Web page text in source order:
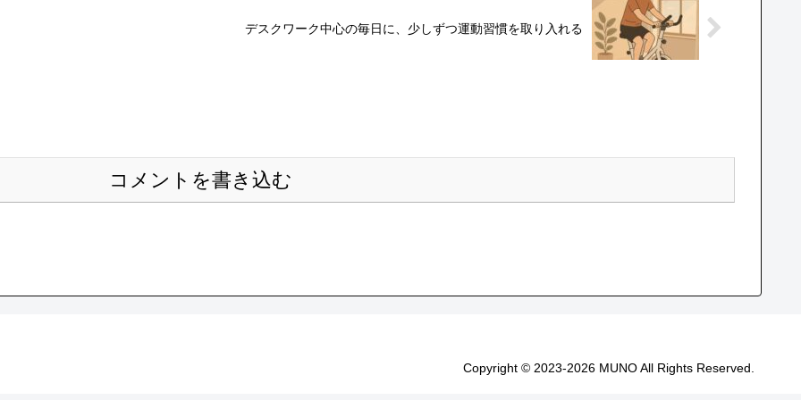
デスクワーク中心の毎日に、少しずつ運動習慣を取り入れる
コメントを書き込む
Copyright © 2023-2026 MUNO All Rights Reserved.